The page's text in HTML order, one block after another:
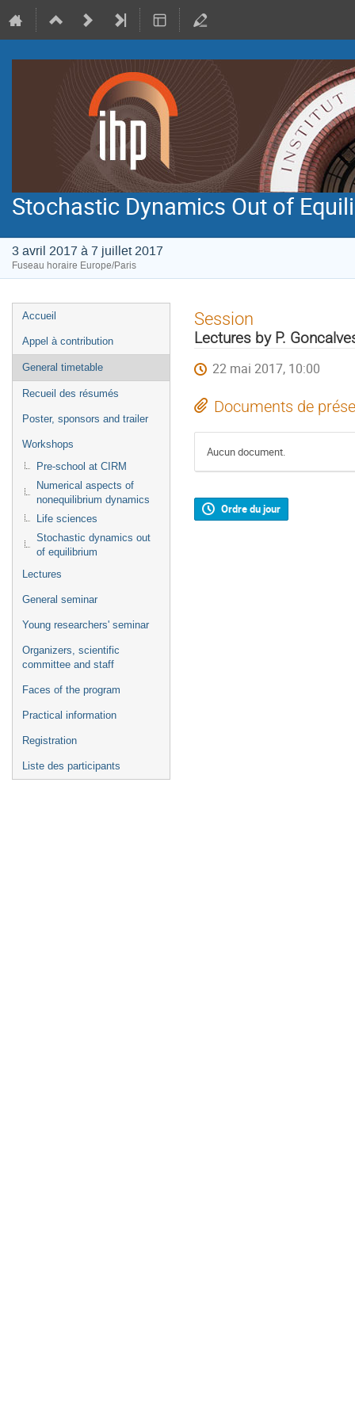
Stochastic Dynamics Out of
3 avril 2017 à 7 juillet 2017
Fuseau horaire Europe/Paris
Menu
de
l'événement
Accueil
Appel à contribution
General timetable
Recueil des résumés
Poster, sponsors and trailer
Workshops
Pre-school at CIRM
Numerical aspects of
nonequilibrium dynamics
Life sciences
Stochastic dynamics out
of equilibrium
Lectures
General seminar
Young researchers' seminar
Organizers, scientific
committee and staff
Faces of the program
Practical information
Registration
Liste des participants
Session
Lectures by P.
22 mai 2017, 10:00
Documents de
Aucun document.
Ordre du jour